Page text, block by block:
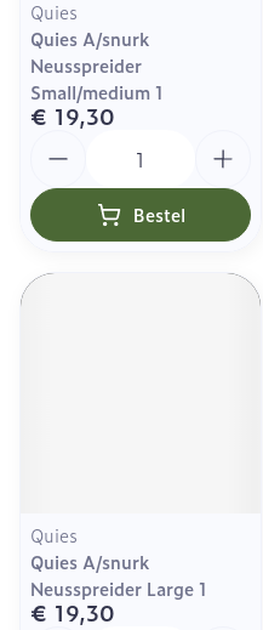
Quies
Quies A/snurk
Neusspreider
Small/medium 1
€ 19,30
Bestel
Quies
Quies A/snurk
Neusspreider Large 1
€ 19,30